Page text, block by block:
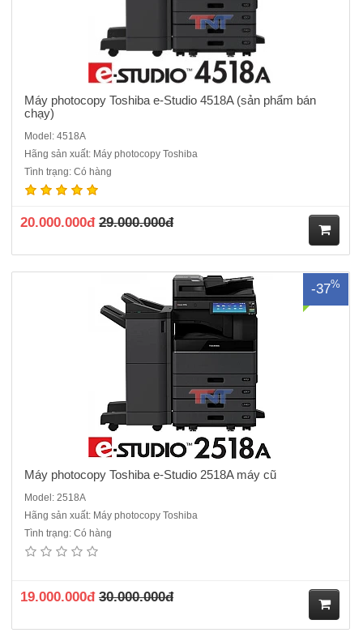
Máy photocopy Toshiba e-Studio 4518A (sản phẩm bán
chạy)
Model: 4518A
Hãng sản xuất: Máy photocopy Toshiba
Tình trạng: Có hàng
20.000.000đ 29.000.000đ
ua
-37%
chuẩn : Copy - In - Scan màu - Kết nối mạng.Màn hình LCD cảm ứng
màu 10.1 InchTốc độ copy : 25 tờ/phút.Khay đựng giấy : 550 tờ x 2
Máy photocopy Toshiba e-Studio 2518A máy cũ
Model: 2518A
Hãng sản xuất: Máy photocopy Toshiba
Tình trạng: Có hàng
19.000.000đ 30.000.000đ